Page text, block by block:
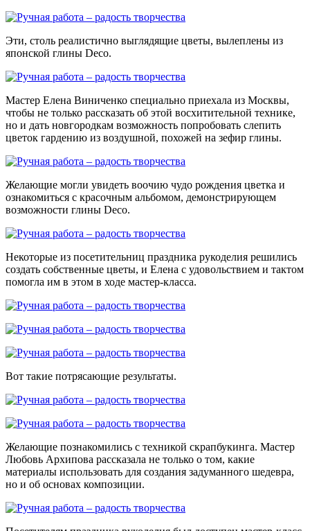
Эти, столь реалистично выглядящие цветы, вылеплены из
японской глины Deco.
Мастер Елена Виниченко специально приехала из Москвы,
чтобы не только рассказать об этой восхитительной технике,
но и дать новгородкам возможность попробовать слепить
цветок гардению из воздушной, похожей на зефир глины.
Желающие могли увидеть воочию чудо рождения цветка и
ознакомиться с красочным альбомом, демонстрирующем
возможности глины Deco.
Некоторые из посетительниц праздника рукоделия решились
создать собственные цветы, и Елена с удовольствием и тактом
помогла им в этом в ходе мастер-класса.
Вот такие потрясающие результаты.
Желающие познакомились с техникой скрапбукинга. Мастер
Любовь Архипова рассказала не только о том, какие
материалы использовать для создания задуманного шедевра,
но и об основах композиции.